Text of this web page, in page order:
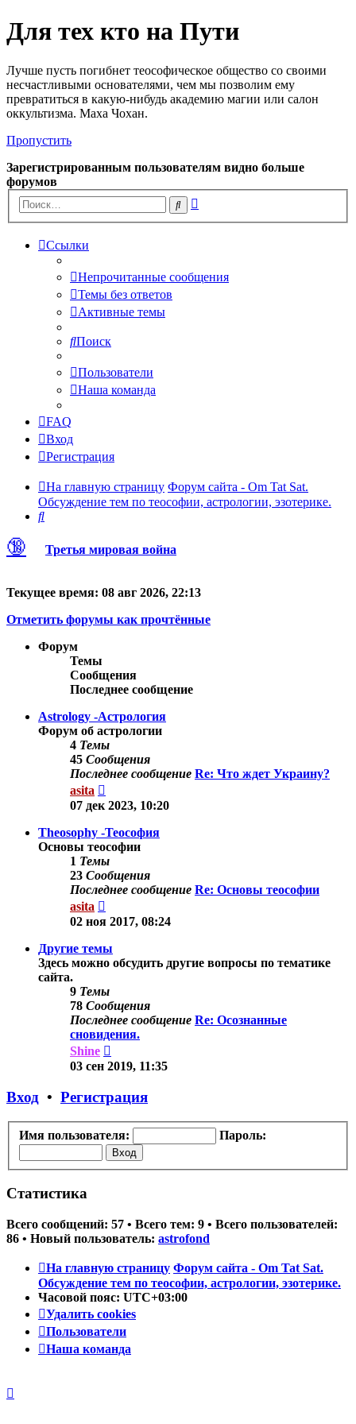
Для тех кто на Пути
Лучше пусть погибнет теософическое общество со своими
несчастливыми основателями, чем мы позволим ему
превратиться в какую-нибудь академию магии или салон
оккультизма. Маха Чохан.
Пропустить
Зарегистрированным пользователям видно больше
форумов
Поиск
Ссылки
Непрочитанные сообщения
Темы без ответов
Активные темы
Поиск
Пользователи
Наша команда
FAQ
Вход
Регистрация
На главную страницу Форум сайта - Om Tat Sat.
Обсуждение тем по теософии, астрологии, эзотерике.
Поиск
🔞 Третья мировая война
Текущее время: 08 авг 2026, 22:13
Отметить форумы как прочтённые
Форум
Темы
Сообщения
Последнее сообщение
Astrology -Астрология
Форум об астрологии
4 Темы
45 Сообщения
Последнее сообщение Re: Что ждет Украину?
asita
к
сообщению
07 дек 2023, 10:20
Theosophy -Теософия
Основы теософии
1 Темы
23 Сообщения
Последнее сообщение Re: Основы теософии
asita
к
сообщению
02 ноя 2017, 08:24
Другие темы
Здесь можно обсудить другие вопросы по тематике
сайта.
9 Темы
78 Сообщения
Последнее сообщение Re: Осознанные
сновидения.
Shine
к
03 сен 2019, 11:35
Вход • Регистрация
Имя пользователя: Пароль:
Статистика
Всего сообщений: 57 • Всего тем: 9 • Всего пользователей:
86 • Новый пользователь: astrofond
На главную страницу Форум сайта - Om Tat Sat.
Обсуждение тем по теософии, астрологии, эзотерике.
Часовой пояс: UTC+03:00
Удалить cookies
Пользователи
Наша команда